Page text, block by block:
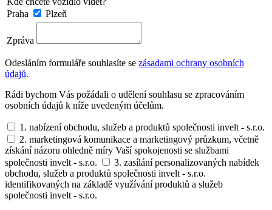
Praha
Plzeň
Zpráva
Odesláním formuláře souhlasíte se zásadami ochrany osobních
údajů.
Rádi bychom Vás požádali o udělení souhlasu se zpracováním
osobních údajů k níže uvedeným účelům.
1. nabízení obchodu, služeb a produktů společnosti invelt - s.r.o.
2. marketingová komunikace a marketingový průzkum, včetně
získání názoru ohledně míry Vaší spokojenosti se službami
společnosti invelt - s.r.o.
3. zasílání personalizovaných nabídek
obchodu, služeb a produktů společnosti invelt - s.r.o.
identifikovaných na základě využívání produktů a služeb
společnosti invelt - s.r.o.